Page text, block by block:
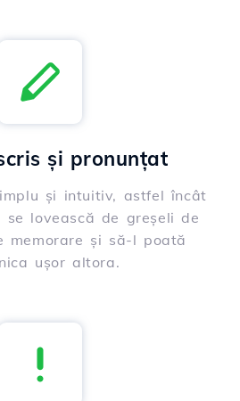
și pronunțat
și intuitiv, astfel încât
lovească de greșeli de
memorare și să-l poată
ușor altora.